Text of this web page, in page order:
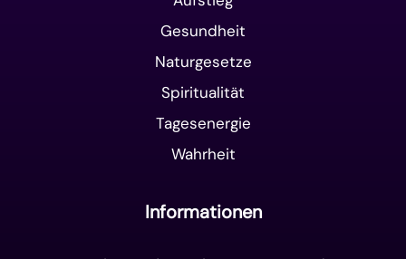
Gesundheit
Naturgesetze
Spiritualität
Tagesenergie
Wahrheit
Informationen